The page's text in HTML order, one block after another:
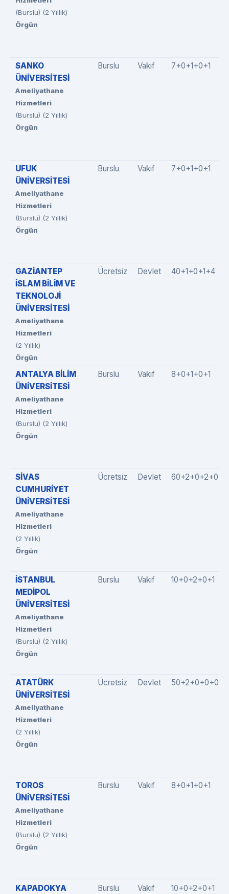
(Burslu) (2 Yıllık)
Örgün
SANKO
ÜNİVERSİTESİ
Ameliyathane
Hizmetleri
(Burslu) (2 Yıllık)
Örgün
Burslu Vakıf 7+0+1+0+1
UFUK
ÜNİVERSİTESİ
Ameliyathane
Hizmetleri
(Burslu) (2 Yıllık)
Örgün
Burslu Vakıf 7+0+1+0+1
GAZİANTEP
İSLAM BİLİM VE
TEKNOLOJİ
ÜNİVERSİTESİ
Ameliyathane
Hizmetleri
(2 Yıllık)
Örgün
Ücretsiz Devlet 40+1+0+1+4
ANTALYA BİLİM
ÜNİVERSİTESİ
Ameliyathane
Hizmetleri
(Burslu) (2 Yıllık)
Örgün
Burslu Vakıf 8+0+1+0+1
SİVAS
CUMHURİYET
ÜNİVERSİTESİ
Ameliyathane
Hizmetleri
(2 Yıllık)
Örgün
Ücretsiz Devlet 60+2+0+2+0
İSTANBUL
MEDİPOL
ÜNİVERSİTESİ
Ameliyathane
Hizmetleri
(Burslu) (2 Yıllık)
Örgün
Burslu Vakıf 10+0+2+0+1
ATATÜRK
ÜNİVERSİTESİ
Ameliyathane
Hizmetleri
(2 Yıllık)
Örgün
Ücretsiz Devlet 50+2+0+0+0
TOROS
ÜNİVERSİTESİ
Ameliyathane
Hizmetleri
(Burslu) (2 Yıllık)
Örgün
Burslu Vakıf 8+0+1+0+1
KAPADOKYA Burslu Vakıf 10+0+2+0+1